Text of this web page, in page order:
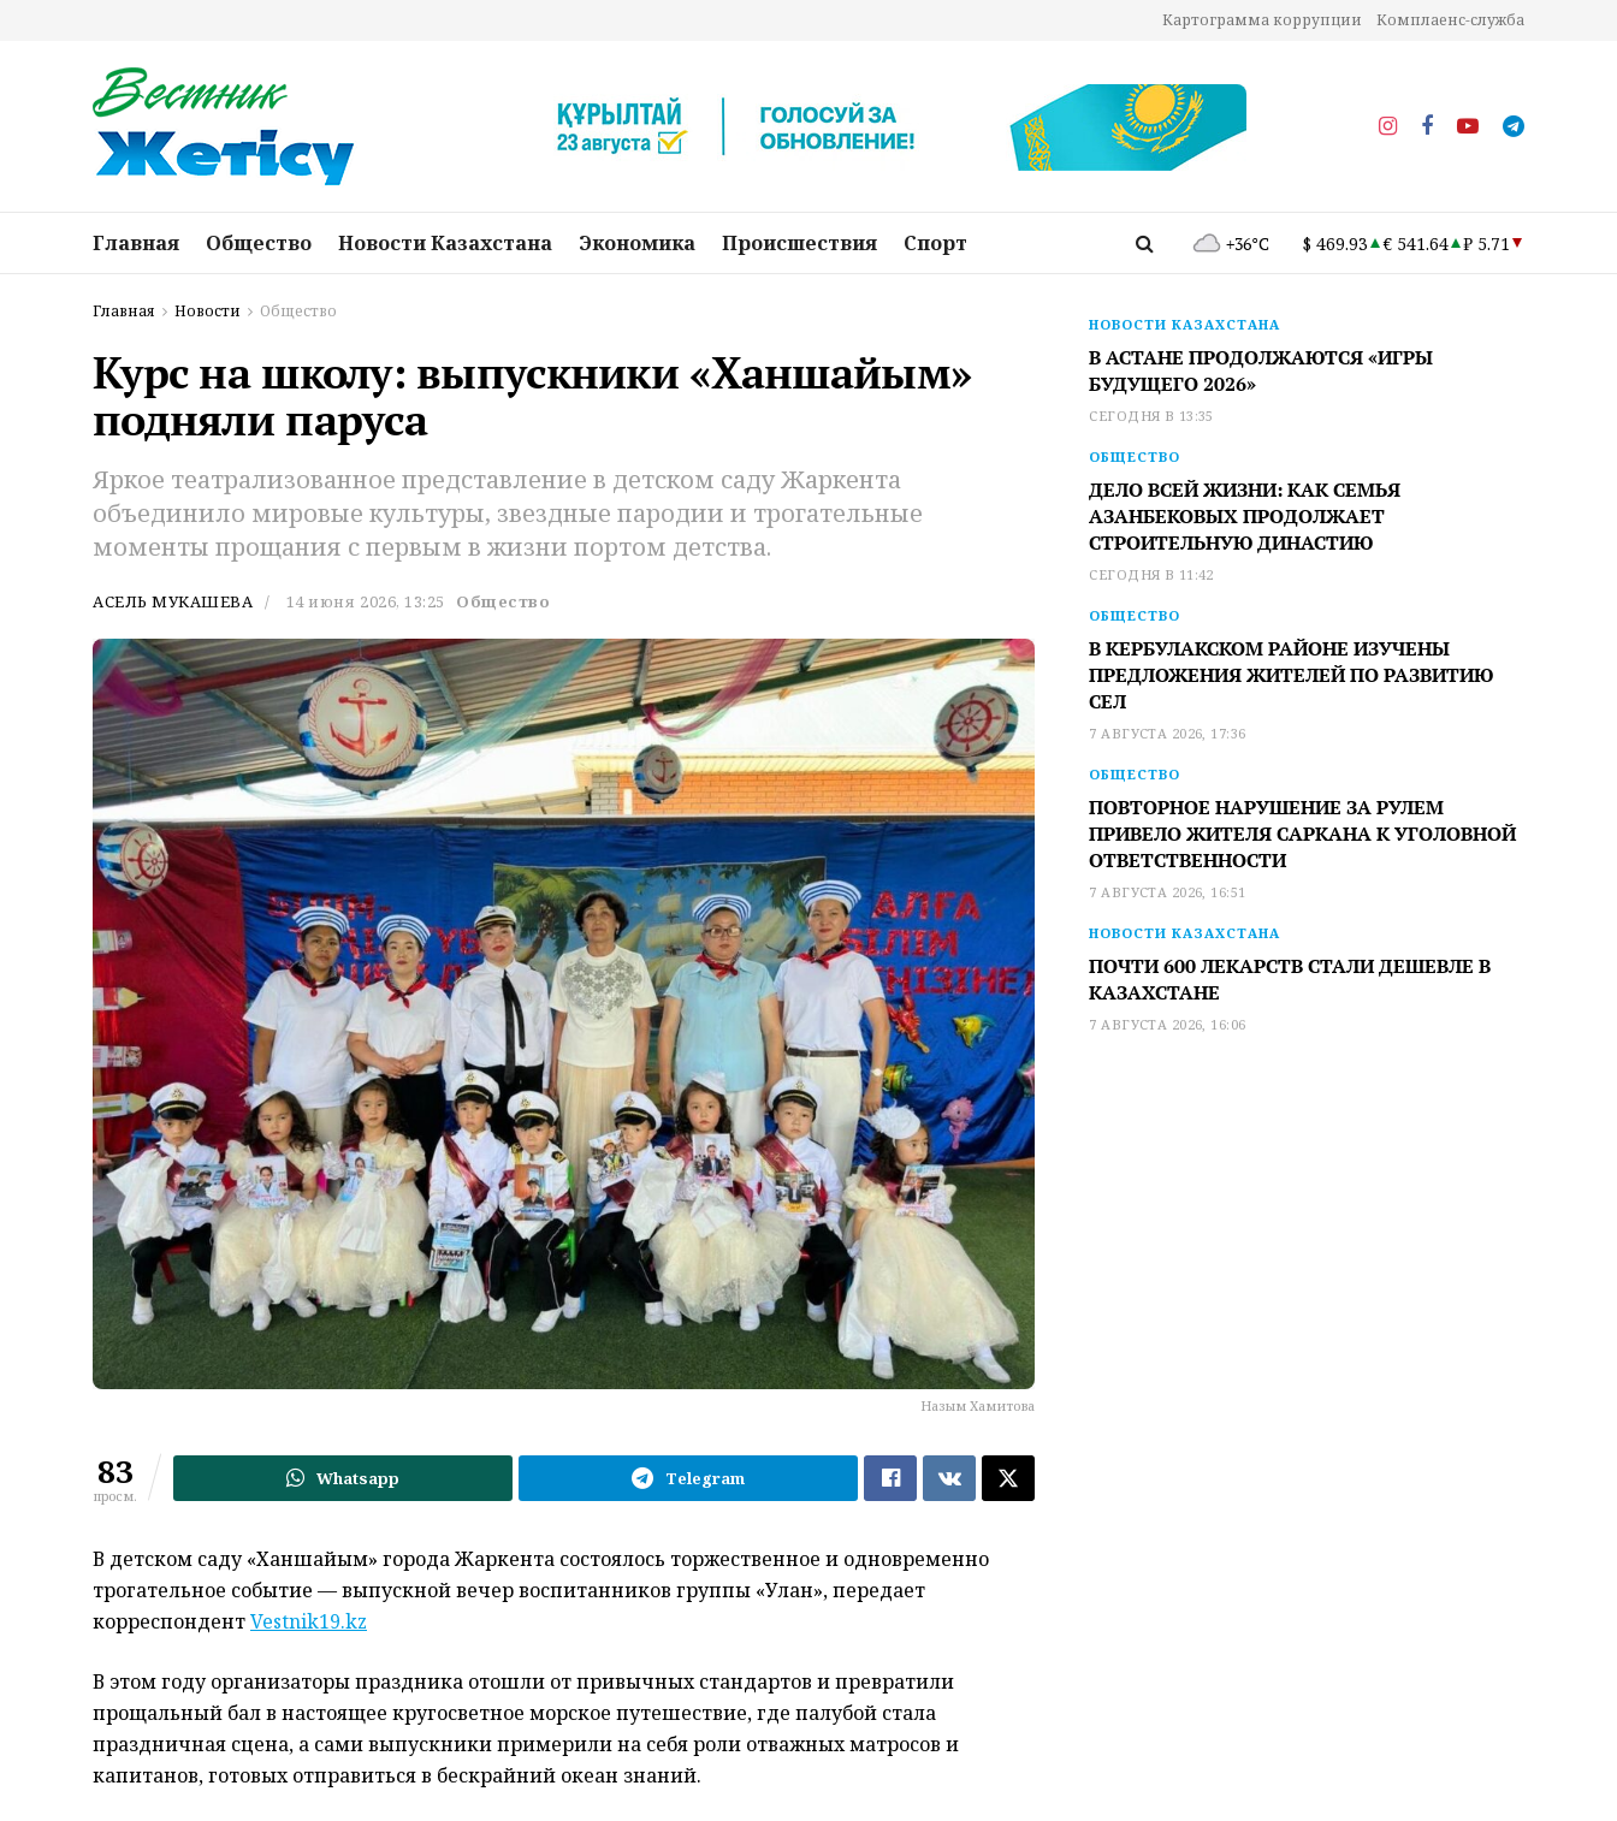
Картограмма коррупции Комплаенс-служба
Главная Общество Новости Казахстана Экономика Происшествия Спорт +36°C $ 469.93 € 541.64 ₽ 5.71
Главная Новости Общество
Курс на школу: выпускники «Ханшайым»
подняли паруса
Яркое театрализованное представление в детском саду Жаркента
объединило мировые культуры, звездные пародии и трогательные
моменты прощания с первым в жизни портом детства.
АСЕЛЬ МУКАШЕВА 14 июня 2026, 13:25 Общество
Назым Хамитова
83
просм.
Whatsapp Telegram
В детском саду «Ханшайым» города Жаркента состоялось торжественное и одновременно
трогательное событие — выпускной вечер воспитанников группы «Улан», передает
корреспондентVestnik19.kz
В этом году организаторы праздника отошли от привычных стандартов и превратили
прощальный бал в настоящее кругосветное морское путешествие, где палубой стала
праздничная сцена, а сами выпускники примерили на себя роли отважных матросов и
капитанов, готовых отправиться в бескрайний океан знаний.
НОВОСТИ КАЗАХСТАНА
В АСТАНЕ ПРОДОЛЖАЮТСЯ «ИГРЫ
БУДУЩЕГО 2026»
СЕГОДНЯ В 13:35
ОБЩЕСТВО
ДЕЛО ВСЕЙ ЖИЗНИ: КАК СЕМЬЯ
АЗАНБЕКОВЫХ ПРОДОЛЖАЕТ
СТРОИТЕЛЬНУЮ ДИНАСТИЮ
СЕГОДНЯ В 11:42
ОБЩЕСТВО
В КЕРБУЛАКСКОМ РАЙОНЕ ИЗУЧЕНЫ
ПРЕДЛОЖЕНИЯ ЖИТЕЛЕЙ ПО РАЗВИТИЮ
СЕЛ
7 АВГУСТА 2026, 17:36
ОБЩЕСТВО
ПОВТОРНОЕ НАРУШЕНИЕ ЗА РУЛЕМ
ПРИВЕЛО ЖИТЕЛЯ САРКАНА К УГОЛОВНОЙ
ОТВЕТСТВЕННОСТИ
7 АВГУСТА 2026, 16:51
НОВОСТИ КАЗАХСТАНА
ПОЧТИ 600 ЛЕКАРСТВ СТАЛИ ДЕШЕВЛЕ В
КАЗАХСТАНЕ
7 АВГУСТА 2026, 16:06